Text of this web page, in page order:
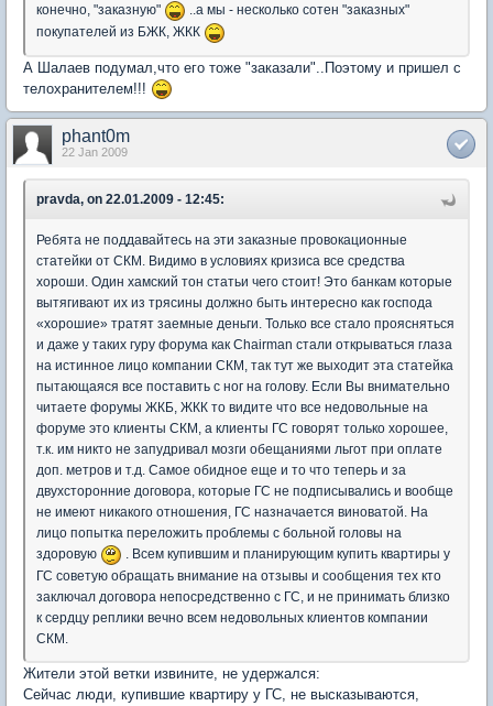
конечно, "заказную"
..а мы - несколько сотен "заказных"
покупателей из БЖК, ЖКК
А Шалаев подумал,что его тоже "заказали"..Поэтому и пришел с
телохранителем!!!
phant0m
22 Jan 2009
pravda, on 22.01.2009 - 12:45:
Ребята не поддавайтесь на эти заказные провокационные
статейки от СКМ. Видимо в условиях кризиса все средства
хороши. Один хамский тон статьи чего стоит! Это банкам которые
вытягивают их из трясины должно быть интересно как господа
«хорошие» тратят заемные деньги. Только все стало проясняться
и даже у таких гуру форума как Chairman стали открываться глаза
на истинное лицо компании СКМ, так тут же выходит эта статейка
пытающаяся все поставить с ног на голову. Если Вы внимательно
читаете форумы ЖКБ, ЖКК то видите что все недовольные на
форуме это клиенты СКМ, а клиенты ГС говорят только хорошее,
т.к. им никто не запудривал мозги обещаниями льгот при оплате
доп. метров и т.д. Самое обидное еще и то что теперь и за
двухсторонние договора, которые ГС не подписывались и вообще
не имеют никакого отношения, ГС назначается виноватой. На
лицо попытка переложить проблемы с больной головы на
здоровую
. Всем купившим и планирующим купить квартиры у
ГС советую обращать внимание на отзывы и сообщения тех кто
заключал договора непосредственно с ГС, и не принимать близко
к сердцу реплики вечно всем недовольных клиентов компании
СКМ.
Жители этой ветки извините, не удержался:
Сейчас люди, купившие квартиру у ГС, не высказываются,